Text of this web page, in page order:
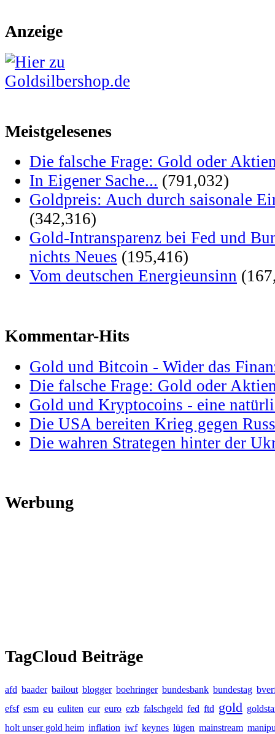
Anzeige
Meistgelesenes
Die falsche Frage: Gold oder
In Eigener Sache... (791,032)
Goldpreis: Auch durch saisonale
(342,316)
Gold-Intransparenz bei Fed und
nichts Neues (195,416)
Vom deutschen Energieunsinn
Kommentar-Hits
Gold und Bitcoin - Wider das
Die falsche Frage: Gold oder
Gold und Kryptocoins - eine
Die USA bereiten Krieg gegen
Die wahren Strategen hinter der
Werbung
TagCloud Beiträge
afd baader bailout blogger boehringer bundesbank bundestag
efsf esm eu euliten eur euro ezb falschgeld fed ftd gold
holt unser gold heim inflation iwf keynes lügen mainstream